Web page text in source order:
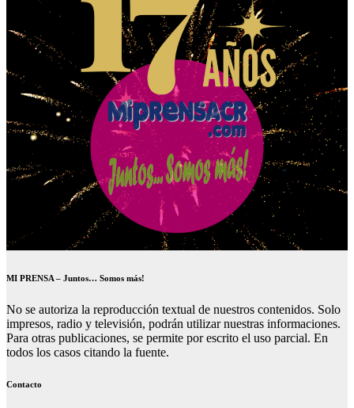
MI PRENSA – Juntos… Somos más!
No se autoriza la reproducción textual de nuestros contenidos. Solo
impresos, radio y televisión, podrán utilizar nuestras informaciones.
Para otras publicaciones, se permite por escrito el uso parcial. En
todos los casos citando la fuente.
Contacto